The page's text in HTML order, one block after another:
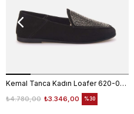
Kemal Tanca Kadın Loafer 620-003F
₺3.346,00
₺4.780,00 %30